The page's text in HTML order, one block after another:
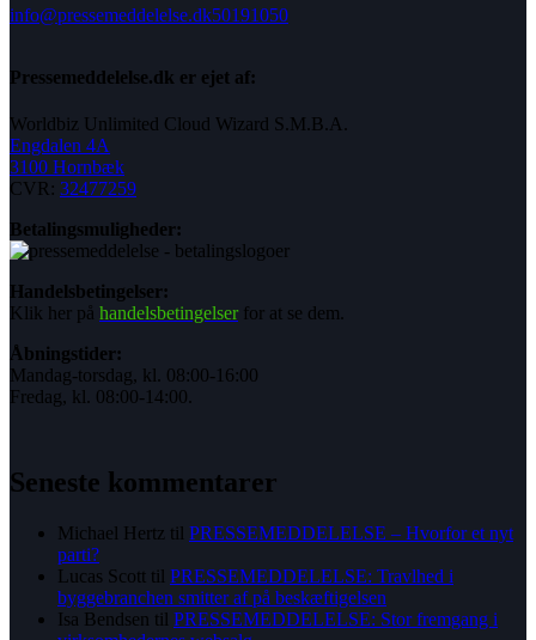
info@pressemeddelelse.dk50191050
Pressemeddelelse.dk er ejet af:
Worldbiz Unlimited Cloud Wizard S.M.B.A.
Engdalen 4A
3100 Hornbæk
CVR: 32477259
Betalingsmuligheder:
Handelsbetingelser:
Klik her på handelsbetingelserfor at se dem.
Åbningstider:
Mandag-torsdag, kl. 08:00-16:00
Fredag, kl. 08:00-14:00.
Seneste kommentarer
Michael Hertz til PRESSEMEDDELELSE – Hvorfor et nyt
parti?
Lucas Scott til PRESSEMEDDELELSE: Travlhed i
byggebranchen smitter af på beskæftigelsen
Isa Bendsen til PRESSEMEDDELELSE: Stor fremgang i